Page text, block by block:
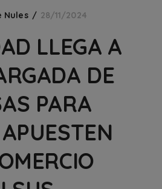
Nules 28/11/2024
LLEGA A
DE
PARA